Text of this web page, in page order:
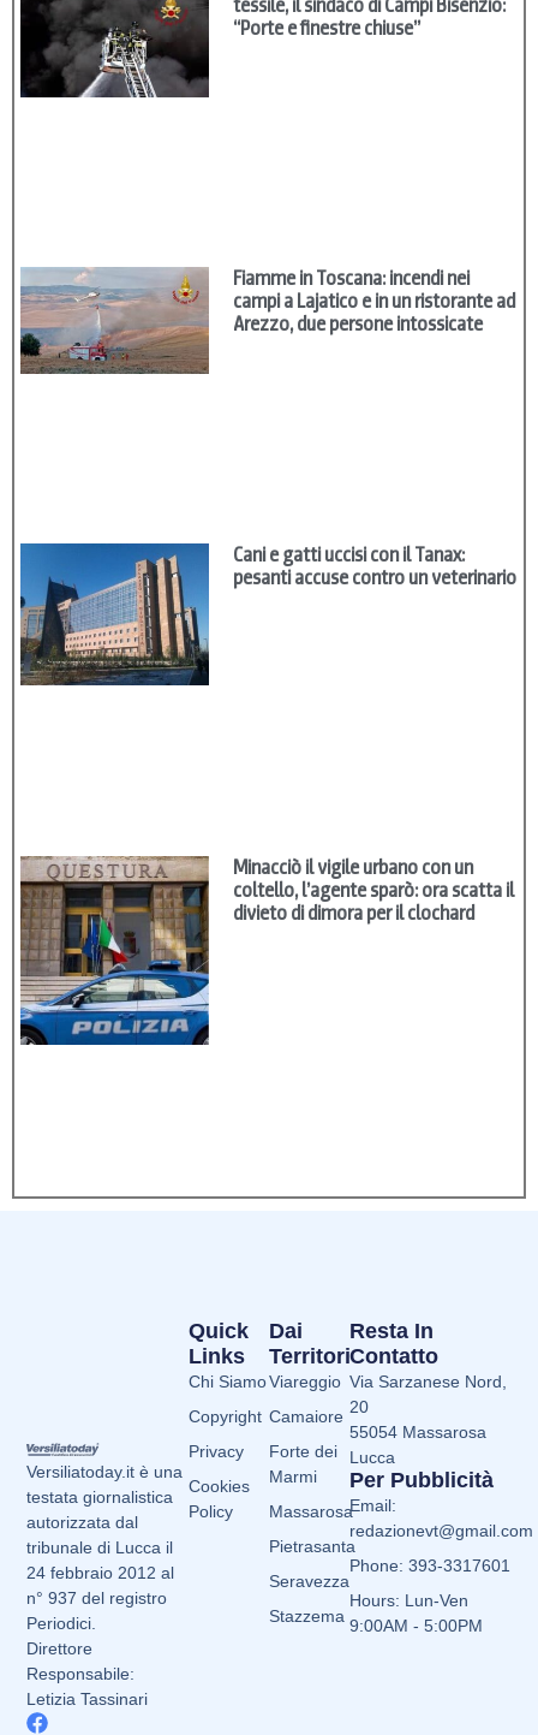
tessile, il sindaco di Campi Bisenzio:
“Porte e finestre chiuse”
Fiamme in Toscana: incendi nei
campi a Lajatico e in un ristorante ad
Arezzo, due persone intossicate
Cani e gatti uccisi con il Tanax:
pesanti accuse contro un veterinario
Minacciò il vigile urbano con un
coltello, l’agente sparò: ora scatta il
divieto di dimora per il clochard
Versiliatoday.it è una
testata giornalistica
autorizzata dal
tribunale di Lucca il
24 febbraio 2012 al
n° 937 del registro
Periodici.
Direttore
Responsabile:
Letizia Tassinari
Dai
Territori
Viareggio
Camaiore
Forte dei
Marmi
Massarosa
Pietrasanta
Seravezza
Stazzema
Quick
Links
Chi Siamo
Copyright
Privacy
Cookies
Policy
Resta In
Contatto
Via Sarzanese Nord,
20
55054 Massarosa
Lucca
Per Pubblicità
Email:
redazionevt@gmail.com
Phone: 393-3317601
Hours: Lun-Ven
9:00AM - 5:00PM